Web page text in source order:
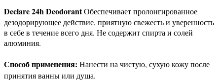
Declare 24h DeodorantОбеспечивает пролонгированное
дезодорирующее действие, приятную свежесть и уверенность
в себе в течение всего дня. Не содержит спирта и солей
алюминия.
Способ применения: Нанести на чистую, сухую кожу после
принятия ванны или душа.